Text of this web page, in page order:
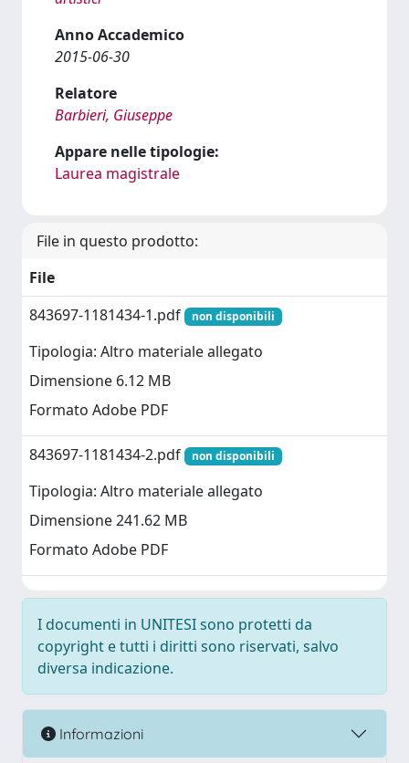
Anno Accademico
2015-06-30
Relatore
Barbieri, Giuseppe
Appare nelle tipologie:
Laurea magistrale
File in questo prodotto:
File
843697-1181434-1.pdf
non disponibili
Tipologia: Altro materiale allegato
Dimensione 6.12 MB
Formato Adobe PDF
843697-1181434-2.pdf non disponibili
Tipologia: Altro materiale allegato
Dimensione 241.62 MB
Formato Adobe PDF
I documenti in UNITESI sono protetti da
copyright e tutti i diritti sono riservati, salvo
diversa indicazione.
Informazioni